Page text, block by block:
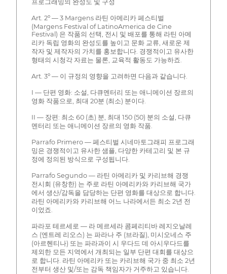
프로그래밍의 완성도 및 구성
Art. 2º — 3 Margens 라틴 아메리카 페스티벌
(Margens Festival of LatinoAmerica de Cine
Festival) 은 작품의 선택, 전시 및 배포를 통해 라틴 아메
리카 독립 영화의 완성도를 높이고 문화 교류, 새로운 제
작자 및 제작자의 가치를 홍보합니다. 경쟁적이고 유사한
형태의 시청각 자료는 물론, 교육적 활동도 가능하죠.
Art. 3º — 이 규정의 영향을 고려하면 다음과 같습니다.
I — 단편 영화: 소설, 다큐멘터리 또는 애니메이션 장르의
영화 작품으로, 최대 20분 (최소) 분이다.
II — 장편: 최소 60 (초) 분, 최대 150 (50) 분의 소설, 다큐
멘터리 또는 애니메이션 장르의 영화 작품.
Parrafo Primero — 페스티벌 시네마토그래피 프로그래
밍은 경쟁적이고 유사한 샘플, 다양한 카테고리 및 본 규
정에 정의된 방식으로 구성됩니다.
Parrafo Segundo — 라틴 아메리카 및 카리브해 경쟁
전시회 (유창한) 는 주로 라틴 아메리카와 카리브해 국가
에서 생산/감독을 담당하는 단편 영화를 대상으로 합니다.
라틴 아메리카와 카리브해 어느 나라에서든 최소 2년 전
이었죠.
파라포 테르세로 — 라 메르세라 콤페리티바 레지오날레
스 (엔트레 리오스) 는 파라나 주 (브라질), 미시오네스 주
(아르헨티나) 또는 파라과이 시 우다드 데 아시우다드를
제외한 모든 지역에서 개최되는 일부 단편 대회를 대상으
로 합니다. 라틴 아메리카 또는 카리브해 국가 중 최소 2년
전부터 생산 및/또는 감독 책임자가 거주하고 있습니다.